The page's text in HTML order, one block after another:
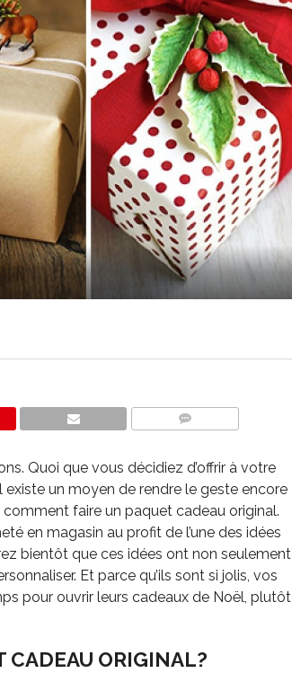
Quoi que vous décidiez d’offrir à votre
existe un moyen de rendre le geste encore
comment faire un paquet cadeau original.
en magasin au profit de l’une des idées
bientôt que ces idées ont non seulement
Et parce qu’ils sont si jolis, vos
pour ouvrir leurs cadeaux de Noël, plutôt
CADEAU ORIGINAL?